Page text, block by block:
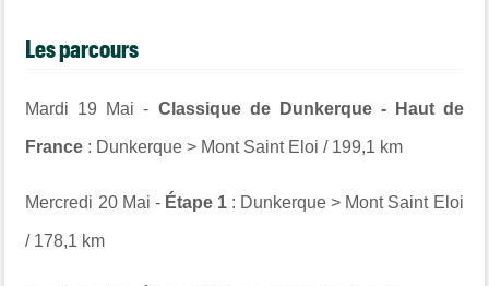
Les parcours
Mardi 19 Mai - Classique de Dunkerque - Haut de
France : Dunkerque > Mont Saint Eloi / 199,1 km
Mercredi 20 Mai - Étape 1 : Dunkerque > Mont Saint Eloi
/ 178,1 km